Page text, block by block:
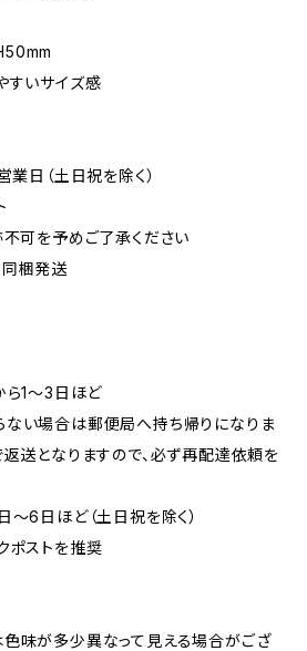
すいサイズ感
業日（土日祝を除く）
不可を予めご了承ください
梱発送
ら1〜3日ほど
い場合は郵便局へ持ち帰りになりま
送となりますので、必ず再配達依頼を
6日ほど（土日祝を除く）
ポストを推奨
味が多少異なって見える場合がござ